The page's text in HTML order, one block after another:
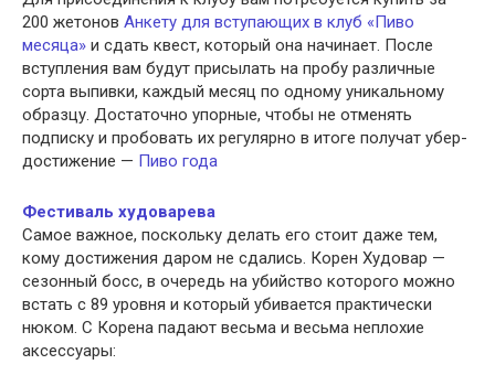
200 жетонов Анкету для вступающих в клуб «Пиво
месяца» и сдать квест, который она начинает. После
вступления вам будут присылать на пробу различные
сорта выпивки, каждый месяц по одному уникальному
образцу. Достаточно упорные, чтобы не отменять
подписку и пробовать их регулярно в итоге получат убер-
достижение — Пиво года
Фестиваль худоварева
Самое важное, поскольку делать его стоит даже тем,
кому достижения даром не сдались. Корен Худовар —
сезонный босс, в очередь на убийство которого можно
встать с 89 уровня и который убивается практически
нюком. С Корена падают весьма и весьма неплохие
аксессуары: